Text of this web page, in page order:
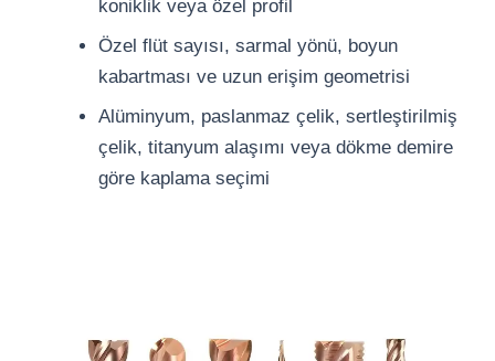
koniklik veya özel profil
Özel flüt sayısı, sarmal yönü, boyun
kabartması ve uzun erişim geometrisi
Alüminyum, paslanmaz çelik, sertleştirilmiş
çelik, titanyum alaşımı veya dökme demire
göre kaplama seçimi